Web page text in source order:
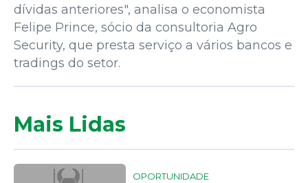
dívidas anteriores", analisa o economista
Felipe Prince, sócio da consultoria Agro
Security, que presta serviço a vários bancos e
tradings do setor.
Mais Lidas
OPORTUNIDADE